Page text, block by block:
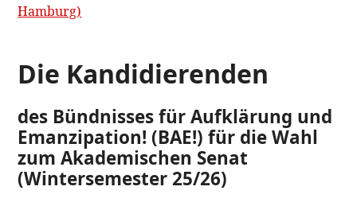
Hamburg)
Die Kandidierenden
des Bündnisses für Aufklärung und
Emanzipation! (BAE!) für die Wahl
zum Akademischen Senat
(Wintersemester 25/26)